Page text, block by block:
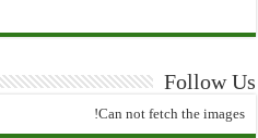
Follow Us
Can not fetch the images!